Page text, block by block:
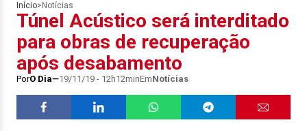
Início> Notícias
Túnel Acústico será interditado
para obras de recuperação
após desabamento
PorO Dia 19/11/19 - 12h12minEmNotícias